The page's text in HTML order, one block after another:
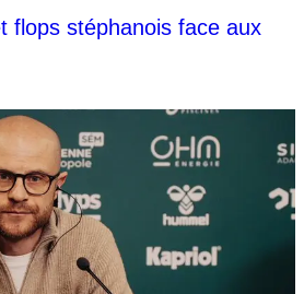
flops stéphanois face aux